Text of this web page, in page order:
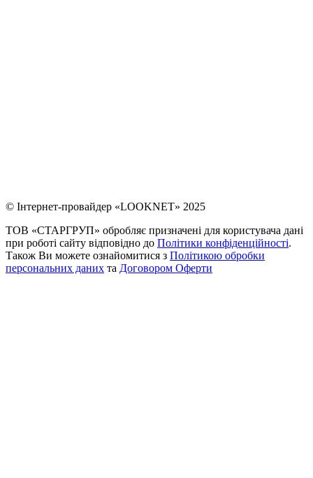
© Інтернет-провайдер «LOOKNET» 2025
ТОВ «СТАРГРУП» обробляє призначені для користувача дані
при роботі сайту відповідно до Політики конфіденційності.
Також Ви можете ознайомитися з Політикою обробки
персональних даних та Договором Оферти